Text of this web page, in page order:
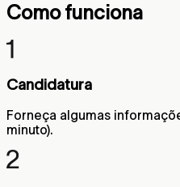
Como funciona
Candidatura
Forneça algumas
minuto).